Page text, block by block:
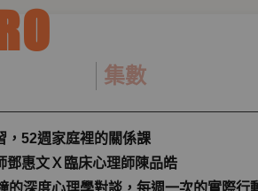
集數
，52週家庭裡的關係課
鄧惠文Ｘ臨床心理師陳品皓
的深度心理學對談，每週一次的實際行